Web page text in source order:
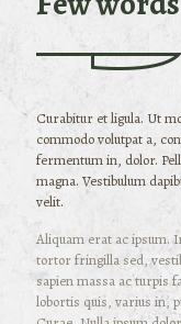
Curabitur et ligula. Ut
commodo volutpat a,
fermentum in, dolor.
magna. Vestibulum
velit.
Aliquam erat ac ipsum.
tortor fringilla sed,
sapien massa ac turpis
lobortis quis, varius in,